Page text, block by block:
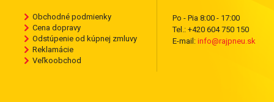
Obchodné podmienky
Cena dopravy
Odstúpenie od kúpnej zmluvy
Reklamácie
Veľkoobchod
Po - Pia 8:00 - 17:00
Tel.: +420 604 750 150
E-mail: info@rajpneu.sk